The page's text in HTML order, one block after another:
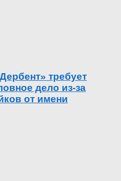
требует
дело из-за
от имени